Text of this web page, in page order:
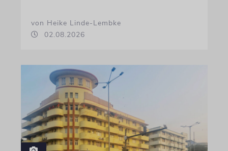
von Heike Linde-Lembke
02.08.2026